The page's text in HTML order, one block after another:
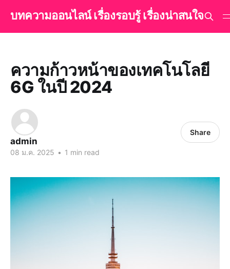
บทความออนไลน์ เรื่องรอบรู้ เรื่องน่าสนใจ
ความก้าวหน้าของเทคโนโลยี
6G ในปี 2024
admin
08 ม.ค. 2025 • 1 min read
Share